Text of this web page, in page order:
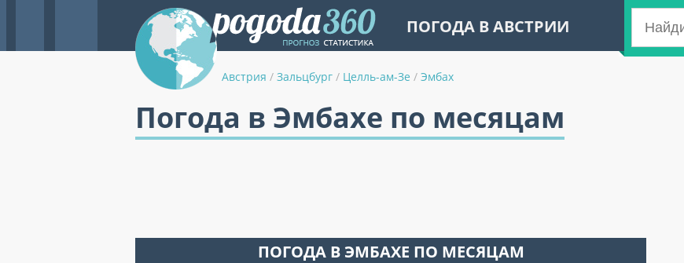
ПОГОДА В АВСТРИИ
Австрия / Зальцбург / Целль-ам-Зе / Эмбах
Погода в Эмбахе по месяцам
ПОГОДА В ЭМБАХЕ ПО МЕСЯЦАМ